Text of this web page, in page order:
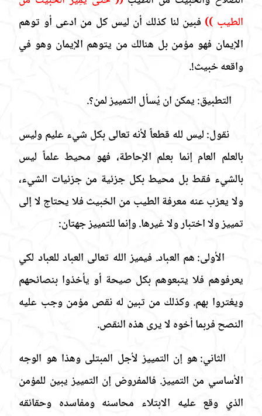
الطيب )) فبين لنا كذلك أن ليس كل من ادعى أو توهم
الإيمان فهو مؤمن بل هنالك من يتوهم الإيمان وهو في
واقعه خبيث!.
التطبيق:يمكن ان يُسأل التمييز لمن؟.
نقول:ليس لله قطعاً لأنه تعالى بكل شيء عليم وليس
بالعلم العام إنما بعلم الإحاطة، فهو محيط علماً ليس
بالشيء فقط بل محيط بكل جزئية من جزئيات الشيء،
ولا يعزب عنه معرفة الطيب من الخبيث فلا يحتاج لا إلى
تمييز ولا اختبار ولا غيرها. وإنما للتمييز جهتان:
الأولى:هم العباد. فيميز الله تعالى العباد للعباد لكي
يعرفوهم فلا يتبعوهم بكل صيحة أو يأخذوا بنصائحهم
ويغتروا بهم. وكذلك من تبين له نقص مؤمن وجب عليه
النصح فربما أخوه لا يرى هذه النقص.
الثاني:هو إن التمييز لأجل المبتلى وهذا هو الوجه
الأساسي من التمييز. فالمفروض إن التمييز يبين للمؤمن
الذي وقع عليه الابتلاء محاسنه ومفاسده وحقائقه